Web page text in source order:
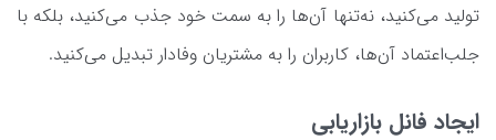
تولید می‌کنید، نه‌تنها آن‌ها را به سمت خود جذب می‌کنید، بلکه با
جلب‌اعتماد آن‌ها، کاربران را به مشتریان وفادار تبدیل می‌کنید.
ایجاد فانل بازاریابی